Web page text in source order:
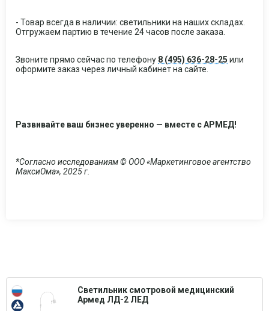
- Товар всегда в наличии: светильники на наших складах.
Отгружаем партию в течение 24 часов после заказа.
Звоните прямо сейчас по телефону 8 (495) 636-28-25 или
оформите заказ через личный кабинет на сайте.
Развивайте ваш бизнес уверенно — вместе с АРМЕД!
*Согласно исследованиям © ООО «Маркетинговое агентство
МаксиОма», 2025 г.
Светильник смотровой медицинский
Армед ЛД-2 ЛЕД